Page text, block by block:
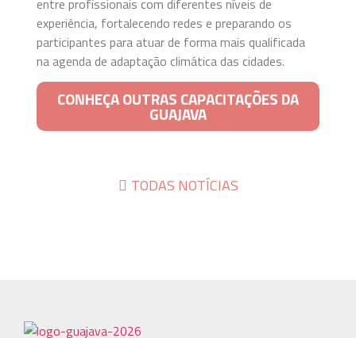
entre profissionais com diferentes níveis de
experiência, fortalecendo redes e preparando os
participantes para atuar de forma mais qualificada
na agenda de adaptação climática das cidades.
CONHEÇA OUTRAS CAPACITAÇÕES DA
GUAJAVA
TODAS NOTÍCIAS